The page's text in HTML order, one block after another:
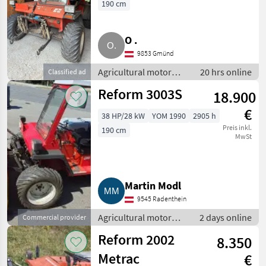
Classified ad
190 cm
O .
9853 Gmünd
Agricultural motor
vehicles / Two-axle
mowers
20 hrs online
Commercial provider
Reform 3003S
18.900
€
Preis inkl.
MwSt
38 HP/28 kW YOM 1990
2905 h
190 cm
Martin Modl
9545 Radenthein
Agricultural motor
vehicles / Two-axle
mowers
2 days online
Reform 2002
Metrac
8.350
€